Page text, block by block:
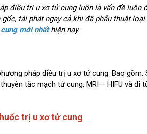
điều trị u xơ tử cung luôn là vấn đề
tái phát ngay cả khi đã phẫu thuật
mới nhất hiện nay.
pháp điều trị u xơ tử cung. Bao
tắc mạch tử cung, MRI – HIFU và
trị u xơ tử cung